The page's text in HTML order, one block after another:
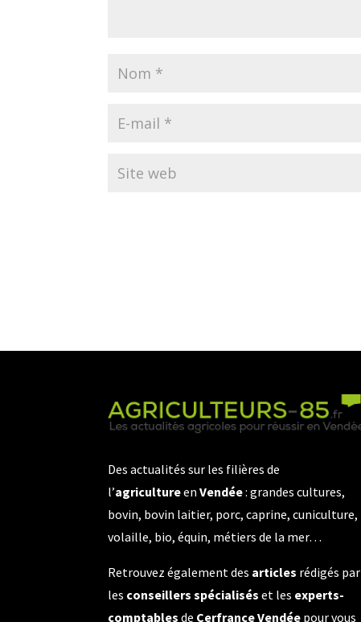
Des actualités sur les filières de
l’agricultureenVendée: grandes cultures,
bovin, bovin laitier, porc, caprine, cuniculture,
volaille, bio, équin, métiers de la mer…
Retrouvez également des articles rédigés par
les conseillers spécialisés et les experts-
comptables de Cerfrance Vendée pour vous